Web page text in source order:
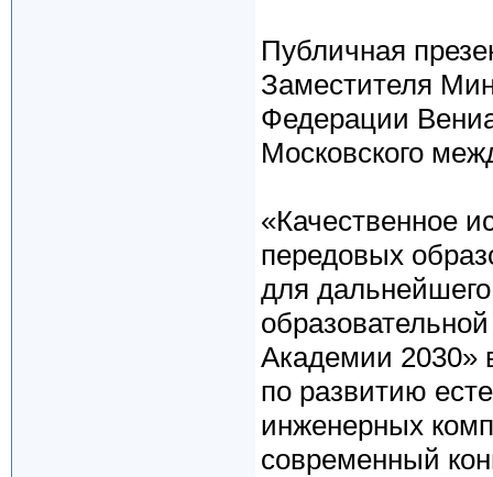
Публичная
Заместителя
Федерации
Московского
«Качественное
передовых
для
Академии 2030»
по развитию
инженерных
современный